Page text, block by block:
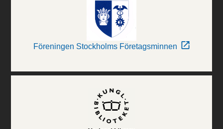
Föreningen Stockholms Företagsminnen